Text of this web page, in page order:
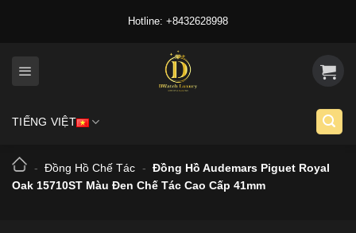
Hotline: +8432628998
TIẾNG VIỆT
- Đồng Hồ Chế Tác - Đồng Hồ Audemars Piguet Royal
Oak 15710ST Màu Đen Chế Tác Cao Cấp 41mm